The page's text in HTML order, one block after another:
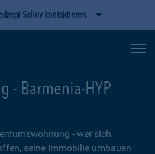
Saliov kontaktieren
- Barmenia-HYP
- wer sich
seine Immobilie umbauen